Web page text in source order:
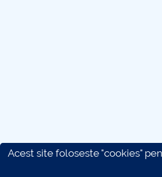
Acest site foloseste "cookies"